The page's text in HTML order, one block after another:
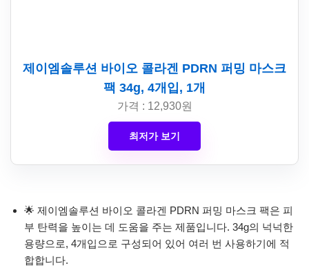
제이엠솔루션 바이오 콜라겐 PDRN 퍼밍 마스크
팩 34g, 4개입, 1개
가격 : 12,930원
최저가 보기
🌟 제이엠솔루션 바이오 콜라겐 PDRN 퍼밍 마스크 팩은 피
부 탄력을 높이는 데 도움을 주는 제품입니다. 34g의 넉넉한
용량으로, 4개입으로 구성되어 있어 여러 번 사용하기에 적
합합니다.